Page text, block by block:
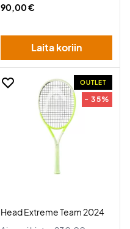
90,00 €
Laita koriin
OUTLET
- 35%
Head Extreme Team 2024